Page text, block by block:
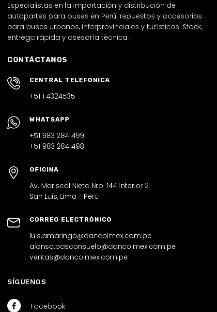
Especialistas en la importación y distribución de
autopartes para buses en Perú: repuestos y accesorios
para buses urbanos, interprovinciales y turísticos. Stock,
entrega rápida y asesoría técnica.
CONTÁCTANOS
CENTRAL TELEFÓNICA
+51 1 4324535
WHATSAPP
+51 983 284 499
+51 983 284 498
OFICINA
Av. Mariscal Nieto Nro. 144 Interior 2
San Luis, Lima - Perú
CORREO ELECTRÓNICO
luis.amaringo@dancolmex.com.pe
alonso.basconsuelo@dancolmex.com.pe
ventas@dancolmex.com.pe
SÍGUENOS
Facebook